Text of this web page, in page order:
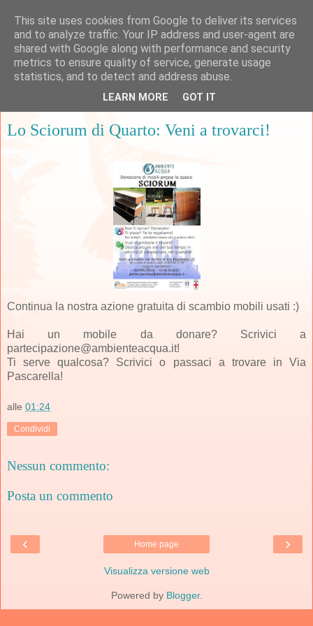
Lo Sciorum di Quarto: Veni a trovarci!
Continua la nostra azione gratuita di scambio mobili usati :)
Hai un mobile da donare? Scrivici a
partecipazione@ambienteacqua.it!
Ti serve qualcosa? Scrivici o passaci a trovare in Via
Pascarella!
alle 01:24
Condividi
Nessun commento:
Posta un commento
‹ ›
Home page
Visualizza versione web
Powered by Blogger.
This site uses cookies from Google to deliver its services
and to analyze traffic. Your IP address and user-agent are
shared with Google along with performance and security
metrics to ensure quality of service, generate usage
statistics, and to detect and address abuse.
LEARN MORE GOT IT